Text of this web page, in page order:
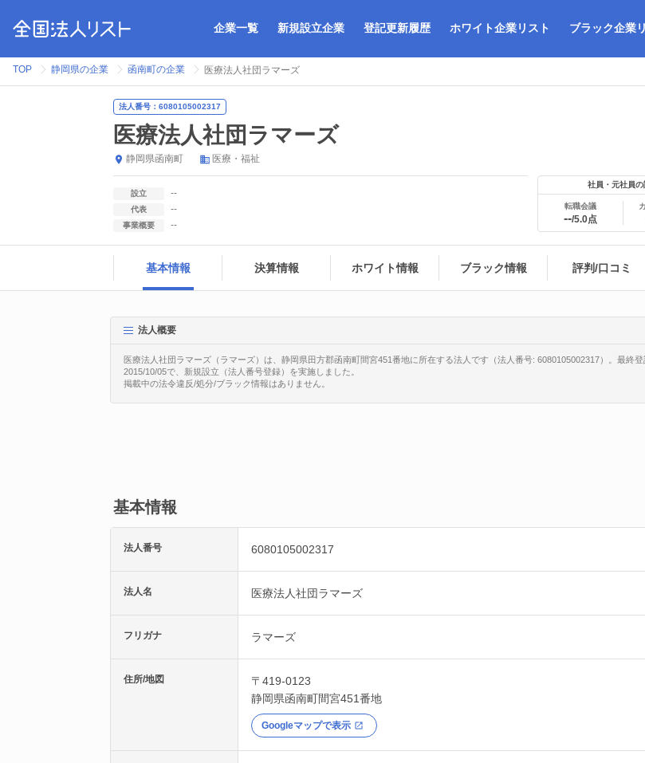
企業一覧 新規設立企業 登記更新履歴 ホワイト企業リスト ブラック企業
TOP 静岡県の企業 函南町の企業 医療法人社団ラマーズ
法人番号：6080105002317
医療法人社団ラマーズ
静岡県函南町 医療・福祉
設立 --
代表 --
事業概要 --
社員・元社員の
転職会議
--/5.0点
基本情報 決算情報 ホワイト情報 ブラック情報 評判/口コミ
法人概要
医療法人社団ラマーズ（ラマーズ）は、静岡県田方郡函南町間宮451番地に所在する法人です（法人番号: 6080105002317）。最終登
2015/10/05で、新規設立（法人番号登録）を実施しました。
掲載中の法令違反/処分/ブラック情報はありません。
基本情報
法人番号 6080105002317
法人名 医療法人社団ラマーズ
フリガナ ラマーズ
住所/地図
〒419-0123
静岡県函南町間宮451番地
Googleマップで表示